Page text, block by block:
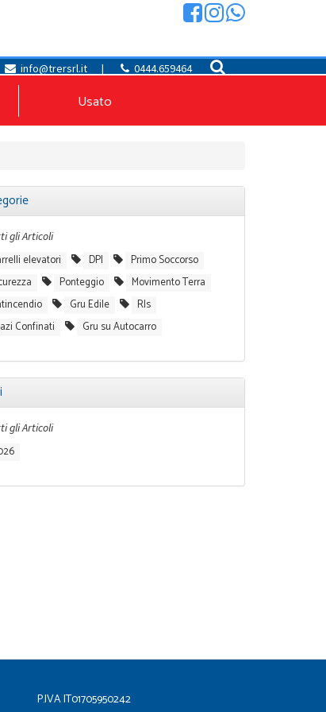
info@trersrl.it | 0444.659464
Usato
gli Articoli
elevatori DPI
Primo Soccorso
Ponteggio
Movimento Terra
Gru Edile
Rls
Confinati
Gru su Autocarro
gli Articoli
P.IVA IT01705950242